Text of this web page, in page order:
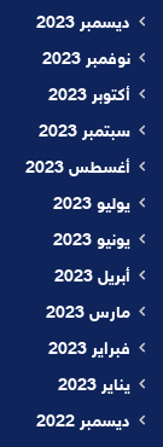
ديسمبر 2023
نوفمبر 2023
أكتوبر 2023
سبتمبر 2023
أغسطس 2023
يوليو 2023
يونيو 2023
أبريل 2023
مارس 2023
فبراير 2023
يناير 2023
ديسمبر 2022